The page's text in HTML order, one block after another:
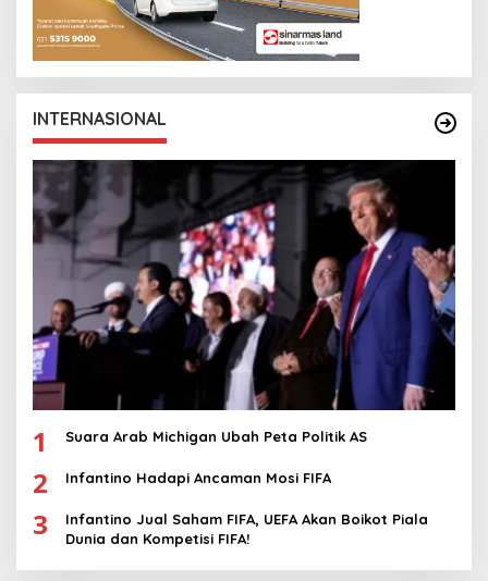
INTERNASIONAL
1 Suara Arab Michigan Ubah Peta Politik AS
2 Infantino Hadapi Ancaman Mosi FIFA
3
Infantino Jual Saham FIFA, UEFA Akan Boikot Piala
Dunia dan Kompetisi FIFA!